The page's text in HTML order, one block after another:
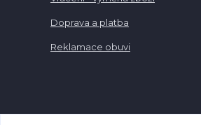
Doprava a platba
Reklamace obuvi